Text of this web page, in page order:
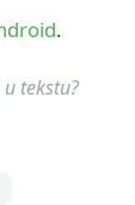
.
tekstu?